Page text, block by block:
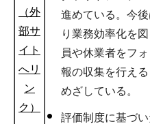
（外
部サ
イト
へリ
ン
ク）
進めている。今
り業務効率化を
員や休業者をフ
報の収集を行え
めざしている。
評価制度に基づ